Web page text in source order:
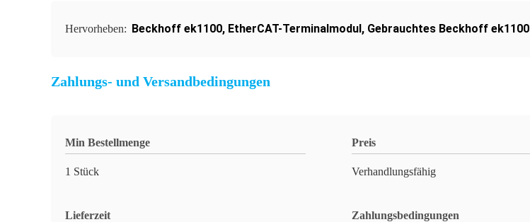
Hervorheben: Beckhoff ek1100, EtherCAT-Terminalmodul, Gebrauchtes Beckhoff ek1100
Zahlungs- und Versandbedingungen
Min Bestellmenge
1 Stück
Preis
Verhandlungsfähig
Lieferzeit Zahlungsbedingungen